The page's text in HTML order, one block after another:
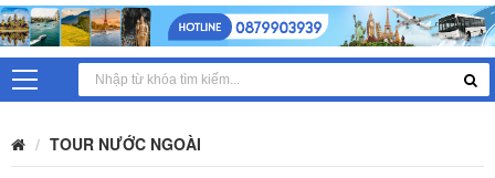
TOUR NƯỚC NGOÀI